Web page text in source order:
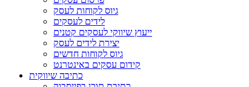
גיוס לקוחות לעסק
לידים לעסקים
ייעוץ שיווקי לעסקים קטנים
יצירת לידים לעסק
גיוס לקוחות חדשים
קידום עסקים באינטרנט
כתיבה שיווקית